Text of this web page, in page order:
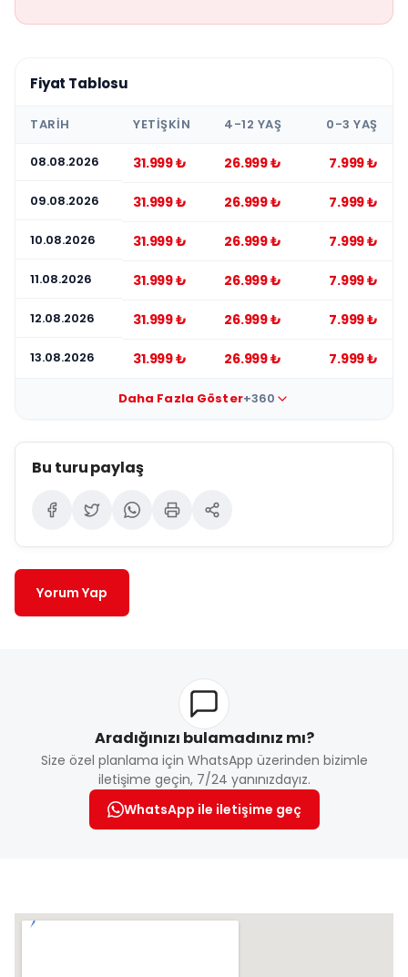
Fiyat Tablosu
TARIH YETIŞKIN 4-12 YAŞ 0-3 YAŞ
08.08.2026 31.999 ₺ 26.999 ₺ 7.999 ₺
09.08.2026 31.999 ₺ 26.999 ₺ 7.999 ₺
10.08.2026 31.999 ₺ 26.999 ₺ 7.999 ₺
11.08.2026 31.999 ₺ 26.999 ₺ 7.999 ₺
12.08.2026 31.999 ₺ 26.999 ₺ 7.999 ₺
13.08.2026 31.999 ₺ 26.999 ₺ 7.999 ₺
Daha Fazla Göster+360
Bu turu paylaş
Yorum Yap
Aradığınızı bulamadınız mı?
Size özel planlama için WhatsApp üzerinden bizimle
iletişime geçin, 7/24 yanınızdayız.
WhatsApp ile iletişime geç